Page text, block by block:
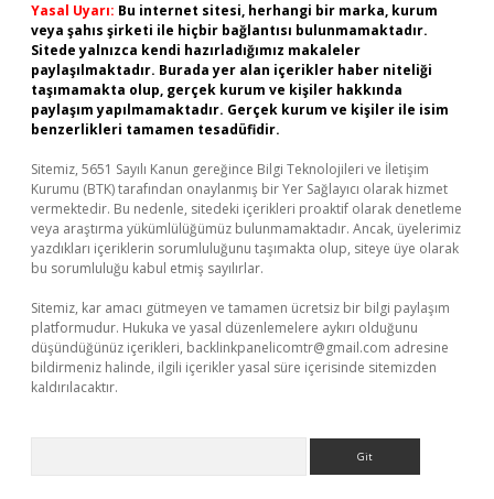
Yasal Uyarı: Bu internet sitesi, herhangi bir marka, kurum
veya şahıs şirketi ile hiçbir bağlantısı bulunmamaktadır.
Sitede yalnızca kendi hazırladığımız makaleler
paylaşılmaktadır. Burada yer alan içerikler haber niteliği
taşımamakta olup, gerçek kurum ve kişiler hakkında
paylaşım yapılmamaktadır. Gerçek kurum ve kişiler ile isim
benzerlikleri tamamen tesadüfidir.
Sitemiz, 5651 Sayılı Kanun gereğince Bilgi Teknolojileri ve İletişim
Kurumu (BTK) tarafından onaylanmış bir Yer Sağlayıcı olarak hizmet
vermektedir. Bu nedenle, sitedeki içerikleri proaktif olarak denetleme
veya araştırma yükümlülüğümüz bulunmamaktadır. Ancak, üyelerimiz
yazdıkları içeriklerin sorumluluğunu taşımakta olup, siteye üye olarak
bu sorumluluğu kabul etmiş sayılırlar.
Sitemiz, kar amacı gütmeyen ve tamamen ücretsiz bir bilgi paylaşım
platformudur. Hukuka ve yasal düzenlemelere aykırı olduğunu
düşündüğünüz içerikleri, backlinkpanelicomtr@gmail.com adresine
bildirmeniz halinde, ilgili içerikler yasal süre içerisinde sitemizden
kaldırılacaktır.